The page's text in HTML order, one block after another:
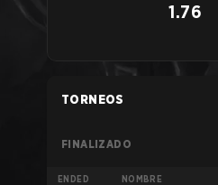
1.76
TORNEOS
FINALIZADO
ENDED NOMBRE